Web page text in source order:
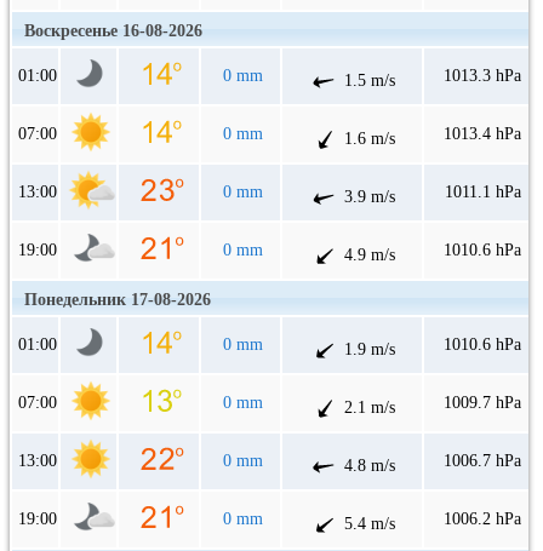
Воскресенье 16-08-2026
01:00 0 mm 1.5 m/s 1013.3 hPa
07:00 0 mm 1.6 m/s 1013.4 hPa
13:00 0 mm 3.9 m/s 1011.1 hPa
19:00 0 mm 4.9 m/s 1010.6 hPa
Понедельник 17-08-2026
01:00 0 mm 1.9 m/s 1010.6 hPa
07:00 0 mm 2.1 m/s 1009.7 hPa
13:00 0 mm 4.8 m/s 1006.7 hPa
19:00 0 mm 5.4 m/s 1006.2 hPa